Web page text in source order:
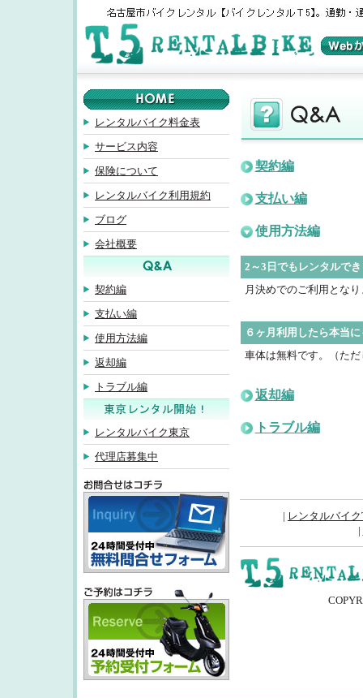
レンタルバイク料金表
サービス内容
保険について
レンタルバイク利用規約
ブログ
会社概要
契約編
支払い編
使用方法編
返却編
トラブル編
レンタルバイク東京
代理店募集中
契約編
支払い編
使用方法編
2～3日でもレンタルで
月決めでのご利用とな
６ヶ月利用したら本当
車体は無料です。（た
返却編
トラブル編
| レンタルバイ
|